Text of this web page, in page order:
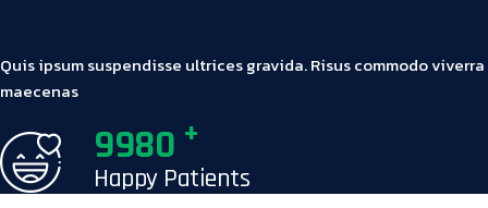
Quis ipsum suspendisse ultrices gravida. Risus commodo viverra
maecenas
9980 +
Happy Patients